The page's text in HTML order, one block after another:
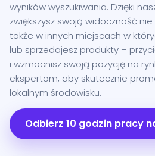
wyników wyszukiwania. Dzięki
zwiększysz swoją widoczność
także w innych miejscach w
lub sprzedajesz produkty –
i wzmocnisz swoją pozycję na
ekspertom, aby skutecznie
lokalnym środowisku.
Odbierz 10 godzin pracy